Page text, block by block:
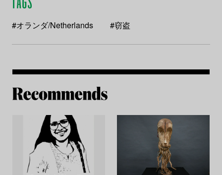
#オランダ/Netherlands #窃盗